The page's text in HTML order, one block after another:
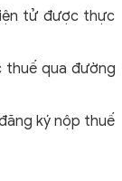
tử được thực
thuế qua đường
ký nộp thuế